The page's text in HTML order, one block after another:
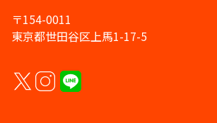
〒154-0011
東京都世田谷区上馬1-17-5